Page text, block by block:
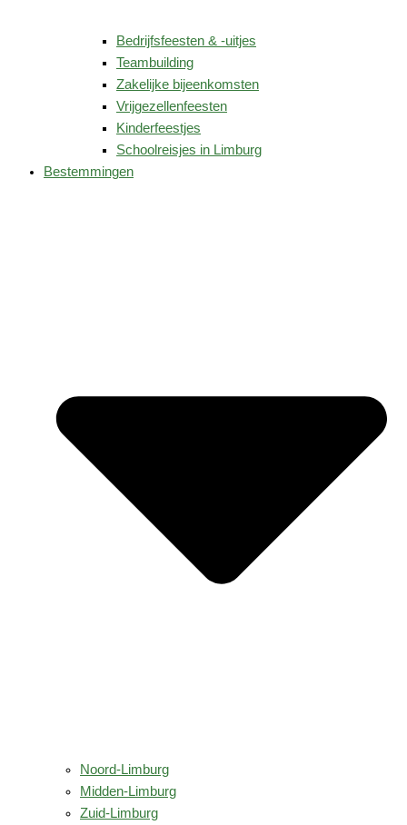
Bedrijfsfeesten & -uitjes
Teambuilding
Zakelijke bijeenkomsten
Vrijgezellenfeesten
Kinderfeestjes
Schoolreisjes in Limburg
Bestemmingen
Noord-Limburg
Midden-Limburg
Zuid-Limburg